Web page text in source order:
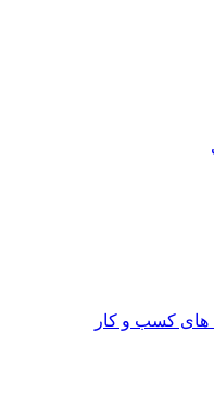
های کسب و کار